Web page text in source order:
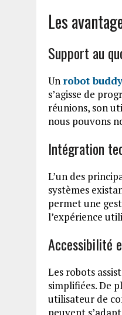
Les
Support au
Un robot
s’agisse de
réunions, son
nous pouvons
Intégration
L’un des
systèmes
permet une
l’expérience
Accessibilité
Les robots
simplifiées. De
utilisateur de
peuvent